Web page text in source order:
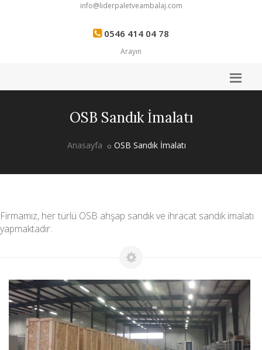
info@liderpaletveambalaj.com
0546 414 04 78
Arayın
OSB Sandık İmalatı
Anasayfa OSB Sandık İmalatı
Firmamız, her türlü OSB ahşap sandık ve ihracat sandık imalatı
yapmaktadır.